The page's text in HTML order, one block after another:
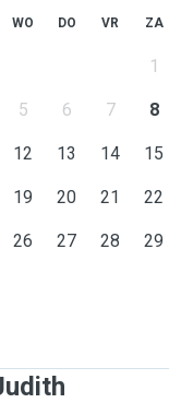
WO DO VR ZA
1
5 6 7 8
12 13 14 15
19 20 21 22
26 27 28 29